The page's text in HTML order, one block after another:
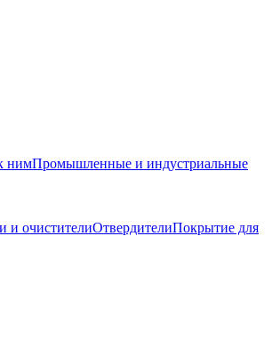
нимПромышленные и индустриальные
и очистителиОтвердителиПокрытие для